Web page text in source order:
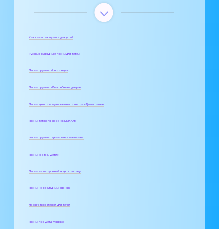
Классическая музыка для детей
Русские народные песни для детей
Песни группы «Непоседы»
Песни группы «Волшебники двора»
Песни детского музыкального театра «Домисолька»
Песни детского хора «ВЕЛИКАН»
Песни группы "Джинсовые мальчики"
Песни «Голос. Дети»
Песни на выпускной в детском саду
Песни на последний звонок
Новогодние песни для детей
Песни про Деда Мороза